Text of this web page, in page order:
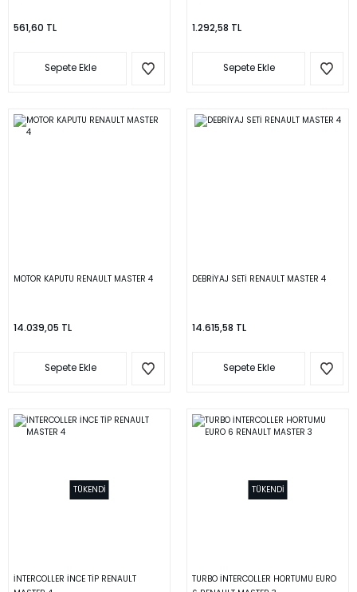
561,60 TL
Sepete Ekle
1.292,58 TL
Sepete Ekle
MOTOR KAPUTU RENAULT MASTER 4
14.039,05 TL
Sepete Ekle
DEBRİYAJ SETİ RENAULT MASTER 4
14.615,58 TL
Sepete Ekle
TÜKENDİ
İNTERCOLLER İNCE TİP RENAULT
TÜKENDİ
TURBO İNTERCOLLER HORTUMU EURO